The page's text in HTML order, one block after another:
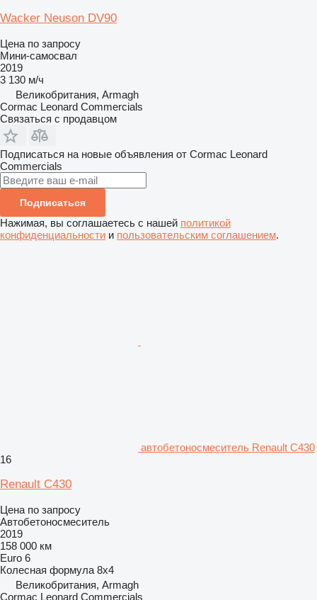
Wacker Neuson DV90
Цена по запросу
Мини-самосвал
2019
3 130 м/ч
Великобритания, Armagh
Cormac Leonard Commercials
Связаться с продавцом
Подписаться на новые объявления от Cormac Leonard
Commercials
Подписаться
Нажимая, вы соглашаетесь с нашей политикой
конфиденциальности и пользовательским соглашением.
автобетоносмеситель Renault C430
16
Renault C430
Цена по запросу
Автобетоносмеситель
2019
158 000 км
Euro 6
Колесная формула 8x4
Великобритания, Armagh
Cormac Leonard Commercials